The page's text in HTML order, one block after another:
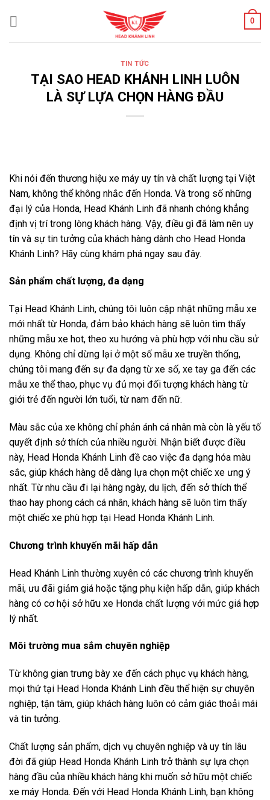
0
TIN TỨC
TẠI SAO HEAD KHÁNH LINH LUÔN
LÀ SỰ LỰA CHỌN HÀNG ĐẦU
Khi nói đến thương hiệu xe máy uy tín và chất lượng tại Việt
Nam, không thể không nhắc đến Honda. Và trong số những
đại lý của Honda, Head Khánh Linh đã nhanh chóng khẳng
định vị trí trong lòng khách hàng. Vậy, điều gì đã làm nên uy
tín và sự tin tưởng của khách hàng dành cho Head Honda
Khánh Linh? Hãy cùng khám phá ngay sau đây.
Sản phẩm chất lượng, đa dạng
Tại Head Khánh Linh, chúng tôi luôn cập nhật những mẫu xe
mới nhất từ Honda, đảm bảo khách hàng sẽ luôn tìm thấy
những mẫu xe hot, theo xu hướng và phù hợp với nhu cầu sử
dụng. Không chỉ dừng lại ở một số mẫu xe truyền thống,
chúng tôi mang đến sự đa dạng từ xe số, xe tay ga đến các
mẫu xe thể thao, phục vụ đủ mọi đối tượng khách hàng từ
giới trẻ đến người lớn tuổi, từ nam đến nữ.
Màu sắc của xe không chỉ phản ánh cá nhân mà còn là yếu tố
quyết định sở thích của nhiều người. Nhận biết được điều
này, Head Honda Khánh Linh đề cao việc đa dạng hóa màu
sắc, giúp khách hàng dễ dàng lựa chọn một chiếc xe ưng ý
nhất. Từ nhu cầu đi lại hàng ngày, du lịch, đến sở thích thể
thao hay phong cách cá nhân, khách hàng sẽ luôn tìm thấy
một chiếc xe phù hợp tại Head Honda Khánh Linh.
Chương trình khuyến mãi hấp dẫn
Head Khánh Linh thường xuyên có các chương trình khuyến
mãi, ưu đãi giảm giá hoặc tặng phụ kiện hấp dẫn, giúp khách
hàng có cơ hội sở hữu xe Honda chất lượng với mức giá hợp
lý nhất.
Môi trường mua sắm chuyên nghiệp
Từ không gian trưng bày xe đến cách phục vụ khách hàng,
mọi thứ tại Head Honda Khánh Linh đều thể hiện sự chuyên
nghiệp, tận tâm, giúp khách hàng luôn có cảm giác thoải mái
và tin tưởng.
Chất lượng sản phẩm, dịch vụ chuyên nghiệp và uy tín lâu
đời đã giúp Head Honda Khánh Linh trở thành sự lựa chọn
hàng đầu của nhiều khách hàng khi muốn sở hữu một chiếc
xe máy Honda. Đến với Head Honda Khánh Linh, bạn không